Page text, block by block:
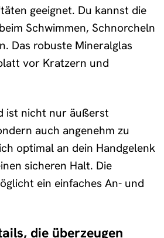
geeignet. Du kannst die
Schwimmen, Schnorcheln
Das robuste Mineralglas
vor Kratzern und
ist nicht nur äußerst
auch angenehm zu
optimal an dein Handgelenk
sicheren Halt. Die
ein einfaches An- und
die überzeugen